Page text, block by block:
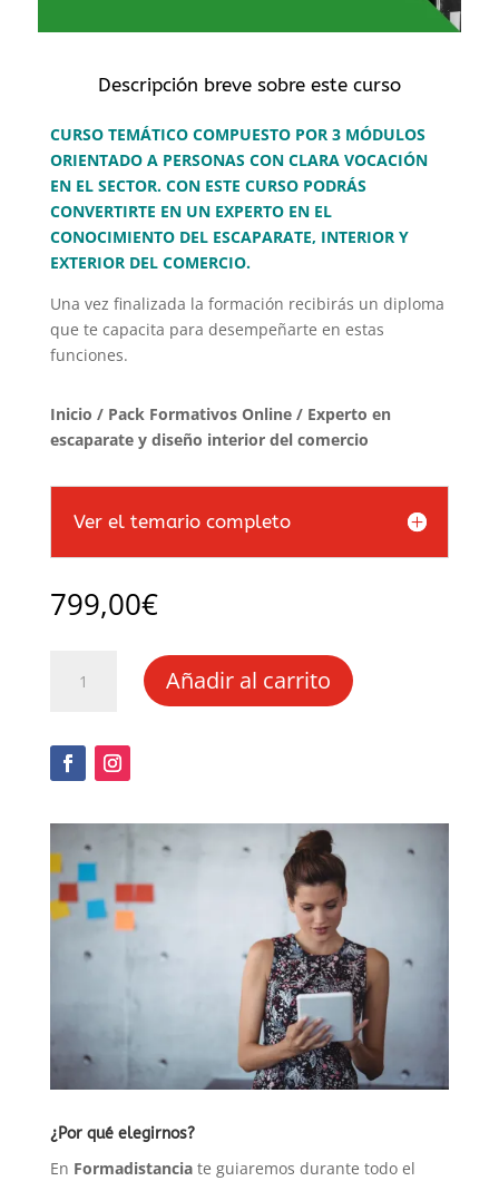
Descripción breve sobre este curso
CURSO TEMÁTICO COMPUESTO POR 3 MÓDULOS
ORIENTADO A PERSONAS CON CLARA VOCACIÓN
EN EL SECTOR. CON ESTE CURSO PODRÁS
CONVERTIRTE EN UN EXPERTO EN EL
CONOCIMIENTO DEL ESCAPARATE, INTERIOR Y
EXTERIOR DEL COMERCIO.
Una vez finalizada la formación recibirás un diploma
que te capacita para desempeñarte en estas
funciones.
Inicio / Pack Formativos Online/ Experto en
escaparate y diseño interior del comercio
Ver el temario completo
799,00€
diseño
comercio
cantidad
Añadir al carrito
¿Por qué elegirnos?
En Formadistanciate guiaremos durante todo el